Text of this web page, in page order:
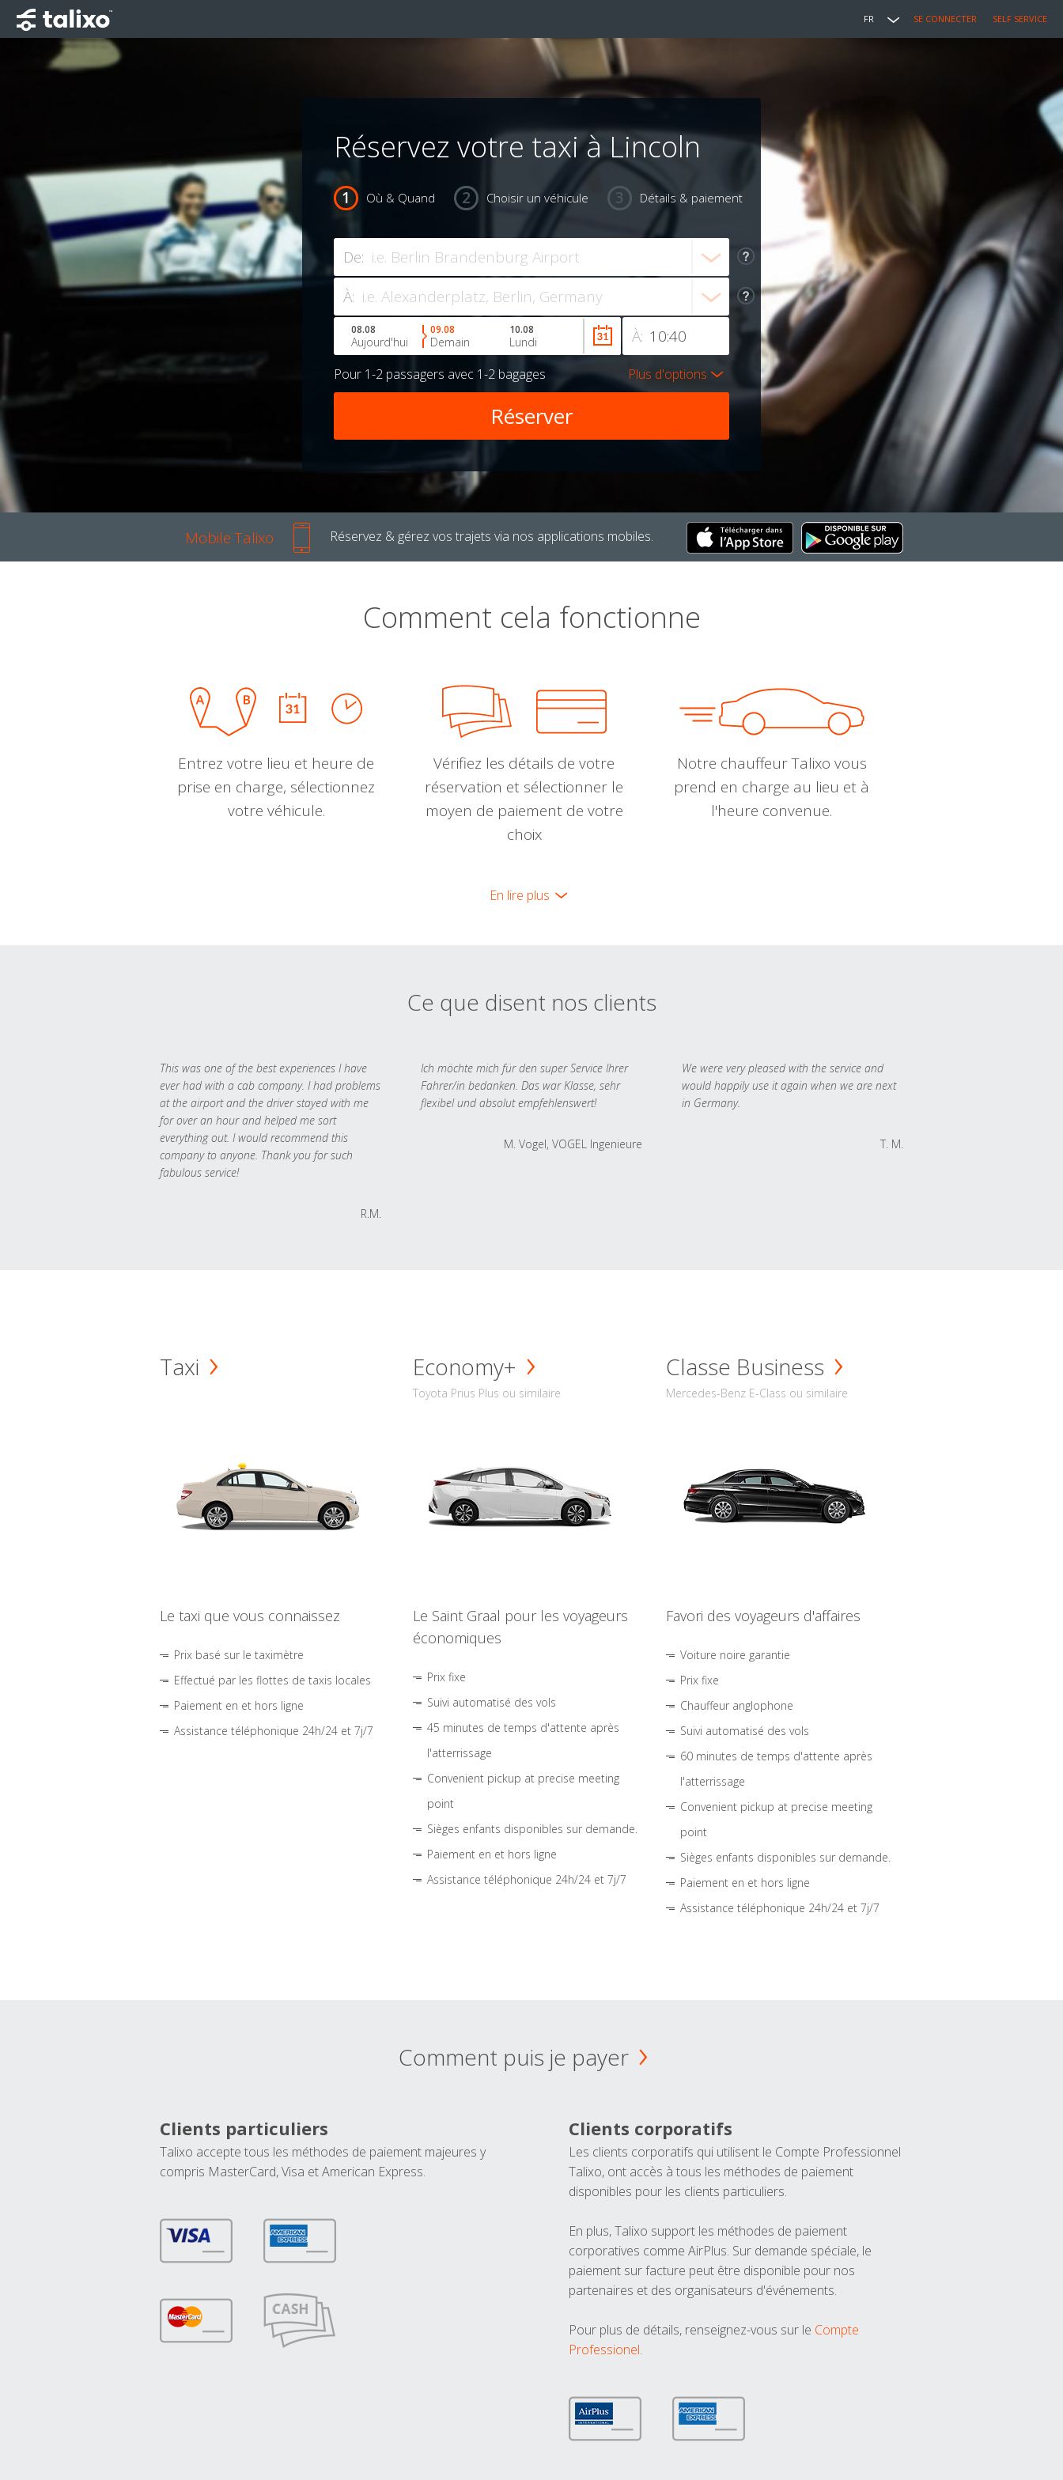
FR SE CONNECTER SELF SERVICE
Réservez votre taxi à Lincoln
Où & Quand Choisir un véhicule Détails & paiement
De:
À:
À:
08.08
Aujourd'hui
09.08
Demain
10.08
Lundi
Pour 1-2 passagers avec 1-2 bagages Plus d'options
Mobile Talixo Réservez & gérez vos trajets via nos applications mobiles.
Comment cela fonctionne
Entrez votre lieu et heure de
prise en charge, sélectionnez
votre véhicule.
Vérifiez les détails de votre
réservation et sélectionner le
moyen de paiement de votre
choix
Notre chauffeur Talixo vous
prend en charge au lieu et à
l'heure convenue.
En lire plus
Ce que disent nos clients
This was one of the best experiences I have
ever had with a cab company. I had problems
at the airport and the driver stayed with me
for over an hour and helped me sort
everything out. I would recommend this
company to anyone. Thank you for such
fabulous service!
R.M.
Ich möchte mich für den super Service Ihrer
Fahrer/in bedanken. Das war Klasse, sehr
flexibel und absolut empfehlenswert!
M. Vogel, VOGEL Ingenieure
We were very pleased with the service and
would happily use it again when we are next
in Germany.
T. M.
Taxi
Le taxi que vous connaissez
Prix basé sur le taximètre
Effectué par les flottes de taxis locales
Paiement en et hors ligne
Assistance téléphonique 24h/24 et 7j/7
Economy+
Toyota Prius Plus ou similaire
Le Saint Graal pour les voyageurs
économiques
Prix fixe
Suivi automatisé des vols
45 minutes de temps d'attente après
l'atterrissage
Convenient pickup at precise meeting
point
Sièges enfants disponibles sur demande.
Paiement en et hors ligne
Assistance téléphonique 24h/24 et 7j/7
Classe Business
Mercedes-Benz E-Class ou similaire
Favori des voyageurs d'affaires
Voiture noire garantie
Prix fixe
Chauffeur anglophone
Suivi automatisé des vols
60 minutes de temps d'attente après
l'atterrissage
Convenient pickup at precise meeting
point
Sièges enfants disponibles sur demande.
Paiement en et hors ligne
Assistance téléphonique 24h/24 et 7j/7
Comment puis je payer
Clients particuliers
Talixo accepte tous les méthodes de paiement majeures y
compris MasterCard, Visa et American Express.
Clients corporatifs
Les clients corporatifs qui utilisent le Compte Professionnel
Talixo, ont accès à tous les méthodes de paiement
disponibles pour les clients particuliers.
En plus, Talixo support les méthodes de paiement
corporatives comme AirPlus. Sur demande spéciale, le
paiement sur facture peut être disponible pour nos
partenaires et des organisateurs d'événements.
Pour plus de détails, renseignez-vous sur le Compte
Professionel.